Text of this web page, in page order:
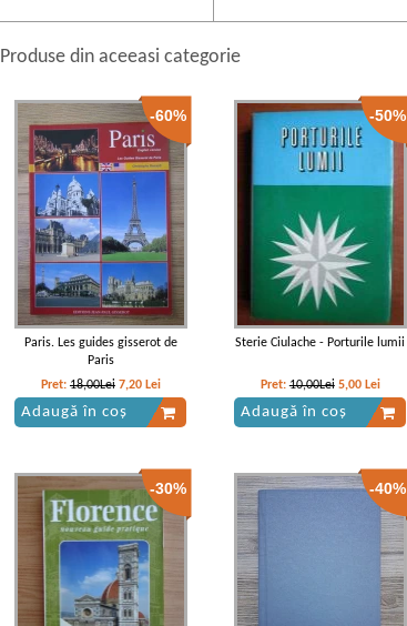
Produse din aceeasi categorie
-60%
Paris. Les guides gisserot de
Paris
Pret: 18,00Lei 7,20 Lei
Adaugă în coș
-50%
Sterie Ciulache - Porturile lumii
Pret:10,00Lei 5,00 Lei
Adaugă în coș
-30% -40%